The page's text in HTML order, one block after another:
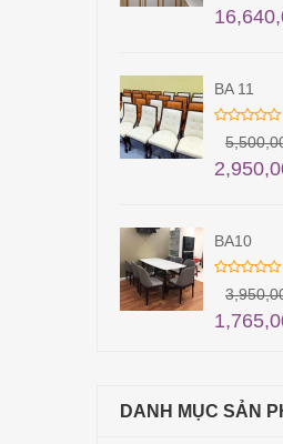
BA 11
BA10
DANH MỤC SẢN